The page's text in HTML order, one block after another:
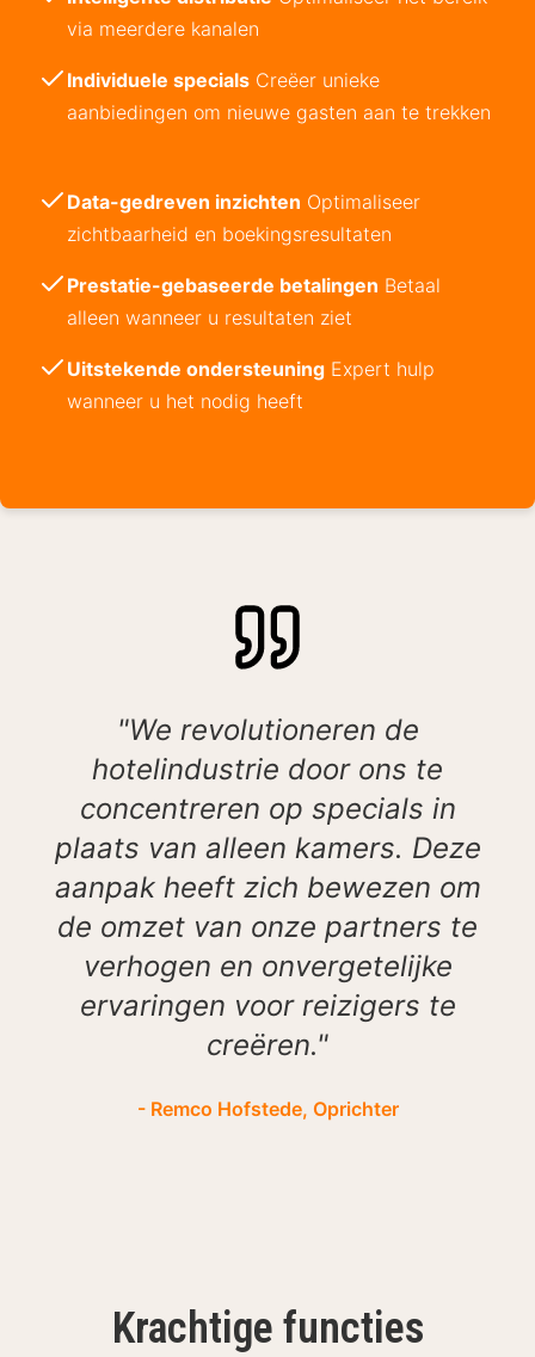
via meerdere kanalen
Individuele specials Creëer unieke
aanbiedingen om nieuwe gasten aan te trekken
Data-gedreven inzichten Optimaliseer
zichtbaarheid en boekingsresultaten
Prestatie-gebaseerde betalingen Betaal
alleen wanneer u resultaten ziet
Uitstekende ondersteuning Expert hulp
wanneer u het nodig heeft
"We revolutioneren de
hotelindustrie door ons te
concentreren op specials in
plaats van alleen kamers. Deze
aanpak heeft zich bewezen om
de omzet van onze partners te
verhogen en onvergetelijke
ervaringen voor reizigers te
creëren."
- Remco Hofstede, Oprichter
Krachtige functies